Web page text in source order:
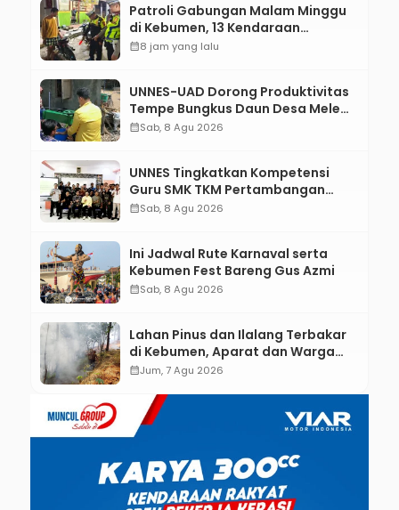
Patroli Gabungan Malam Minggu
di Kebumen, 13 Kendaraan
Terjaring Razia Knalpot Brong
calendar_month8 jam yang lalu
UNNES-UAD Dorong Produktivitas
Tempe Bungkus Daun Desa Meles,
Bantu Mesin dan Pendampingan
calendar_monthSab, 8 Agu 2026
UNNES Tingkatkan Kompetensi
Guru SMK TKM Pertambangan
Kebumen melalui Desain Green
calendar_monthSab, 8 Agu 2026
Ini Jadwal Rute Karnaval serta
Kebumen Fest Bareng Gus Azmi
calendar_monthSab, 8 Agu 2026
Lahan Pinus dan Ilalang Terbakar
di Kebumen, Aparat dan Warga
Padamkan Api Secara Manual
calendar_monthJum, 7 Agu 2026